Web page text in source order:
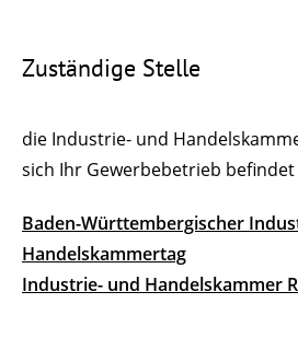
Zuständige Stelle
die Industrie- und
sich Ihr Gewerbebetrieb befindet
Baden-Württembergischer
Handelskammertag
Industrie- und Handelskammer